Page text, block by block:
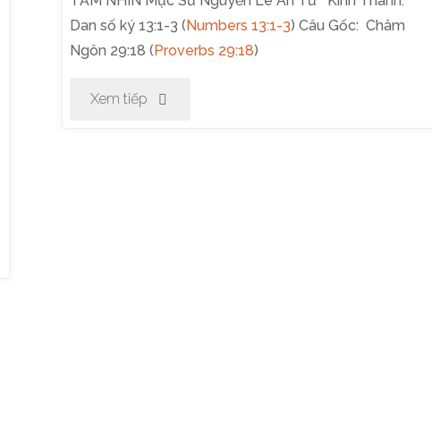
Mặt
Chúa"
Dan số ký 13:1-3 (Numbers 13:1-3) Câu Gốc: Châm
Ngôn 29:18 (Proverbs 29:18)
Xem tiếp "Thờ